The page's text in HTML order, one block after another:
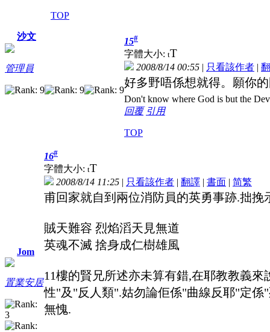
TOP
沙文
管理員
15#
字體大小: tT
2008/8/14 00:55 | 只看該作者 |
好多野唔係想就得。願你
Don't know where God is but the
回覆 引用
TOP
Jom
置業安居
16#
字體大小: tT
2008/8/14 11:25 | 只看該作者 | 翻譯 | 書面 | 简繁
甫回家就自到兩位消防員的英勇事跡.拙挽
賊天難容 烈焰滔天見無道
英魂不滅 捨身成仁樹雄風
11樓的賢兄所述亦未算有錯,在耶教教義
性"及"反人類".姑勿論佢係"曲線反耶"定
無愧.